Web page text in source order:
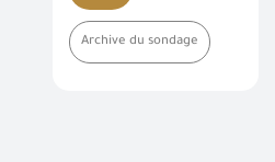
Archive du sondage